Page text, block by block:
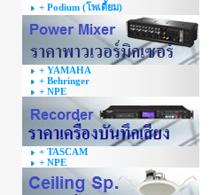
+ Podium (โพเดี้ยม)
+ YAMAHA
+ Behringer
+ NPE
+ TASCAM
+ NPE